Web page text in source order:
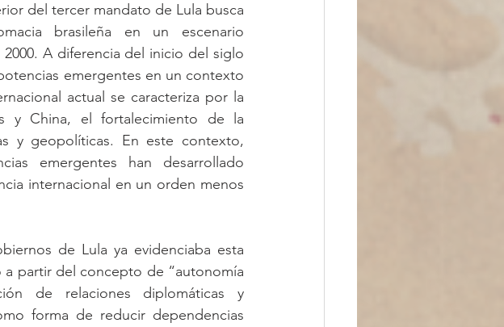
del tercer mandato de Lula busca
brasileña en un escenario
A diferencia del inicio del siglo
emergentes en un contexto
actual se caracteriza por la
y China, el fortalecimiento de la
y geopolíticas. En este contexto,
emergentes han desarrollado
internacional en un orden menos
de Lula ya evidenciaba esta
a partir del concepto de “autonomía
de relaciones diplomáticas y
forma de reducir dependencias